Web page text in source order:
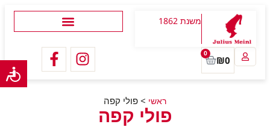
משנת 1862
₪0
0
ראשי > פולי קפה
פולי קפה